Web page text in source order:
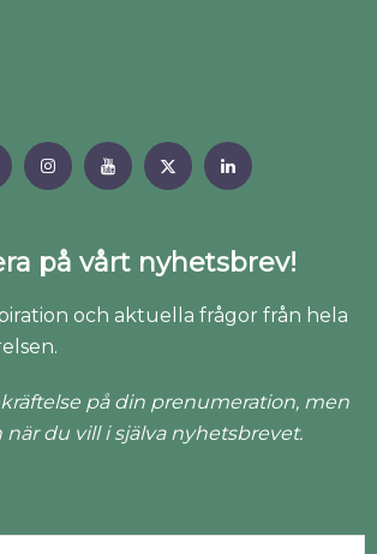
på vårt nyhetsbrev!
och aktuella frågor från hela
på din prenumeration, men
när du vill i själva nyhetsbrevet.